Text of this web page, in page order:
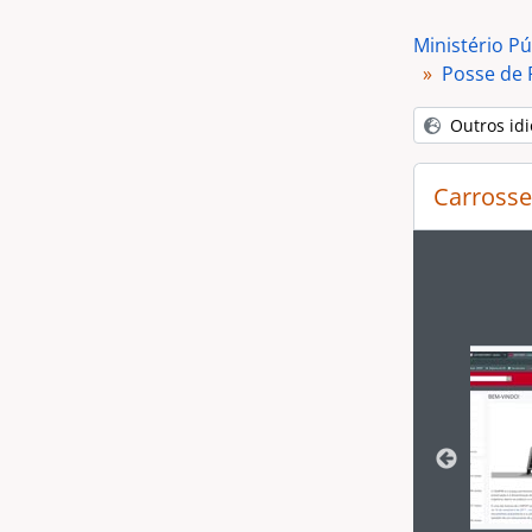
Ministério
Posse de
Outros